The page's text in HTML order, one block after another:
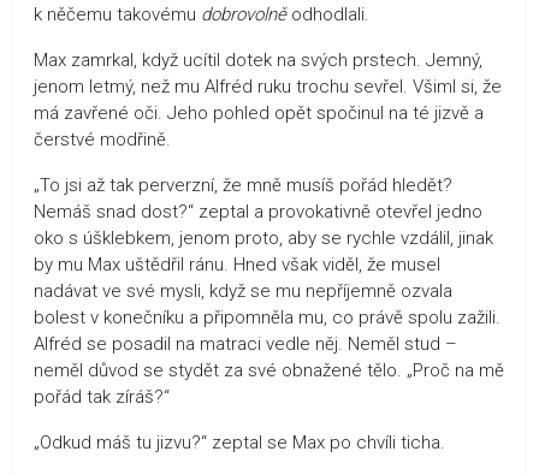
k něčemu takovému dobrovolněodhodlali.
Max zamrkal, když ucítil dotek na svých prstech. Jemný,
jenom letmý, než mu Alfréd ruku trochu sevřel. Všiml si, že
má zavřené oči. Jeho pohled opět spočinul na té jizvě a
čerstvé modřině.
„To jsi až tak perverzní, že mně musíš pořád hledět?
Nemáš snad dost?“ zeptal a provokativně otevřel jedno
oko s úšklebkem, jenom proto, aby se rychle vzdálil, jinak
by mu Max uštědřil ránu. Hned však viděl, že musel
nadávat ve své mysli, když se mu nepříjemně ozvala
bolest v konečníku a připomněla mu, co právě spolu zažili.
Alfréd se posadil na matraci vedle něj. Neměl stud –
neměl důvod se stydět za své obnažené tělo. „Proč na mě
pořád tak zíráš?“
„Odkud máš tu jizvu?“ zeptal se Max po chvíli ticha.